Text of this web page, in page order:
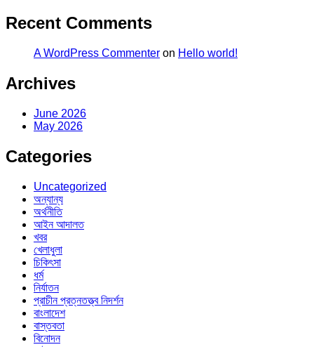
Recent Comments
A WordPress Commenter on Hello world!
Archives
June 2026
May 2026
Categories
Uncategorized
অন্যান্য
অর্থনীতি
আইন আদালত
খবর
খেলাধুলা
চিকিৎসা
ধর্ম
নির্যাতন
প্রাচীন প্রত্নতত্ত্ব নিদর্শন
বাংলাদেশ
বাস্তবতা
বিনোদন